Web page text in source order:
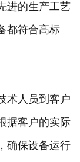
进的生产工艺
都符合高标
术人员到客户
据客户的实际
确保设备运行